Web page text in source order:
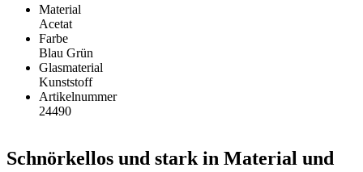
Material
Acetat
Farbe
Blau Grün
Glasmaterial
Kunststoff
Artikelnummer
24490
Schnörkellos und stark in Material und